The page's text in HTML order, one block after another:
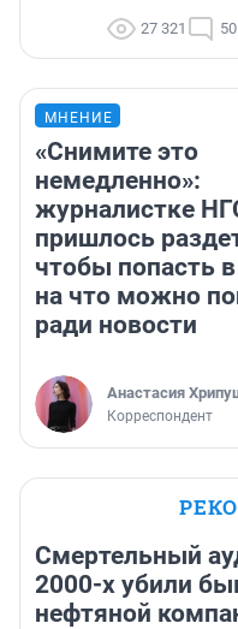
27 321 50
МНЕНИЕ
«Снимите это
немедленно»:
журналистке
пришлось
чтобы попасть
на что можно
ради новости
Анастасия
Корреспондент
Смертельный
2000-х убили
нефтяной